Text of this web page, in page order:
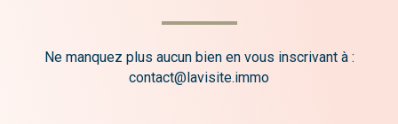
Ne manquez plus aucun bien en vous inscrivant à :
contact@lavisite.immo